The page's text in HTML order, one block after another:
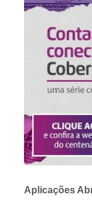
Aplicações